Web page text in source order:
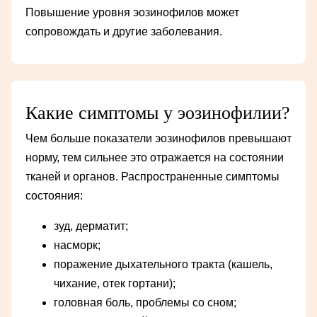
Повышение уровня эозинофилов может
сопровождать и другие заболевания.
Какие симптомы у эозинофилии?
Чем больше показатели эозинофилов превышают
норму, тем сильнее это отражается на состоянии
тканей и органов. Распространенные симптомы
состояния:
зуд, дерматит;
насморк;
поражение дыхательного тракта (кашель,
чихание, отек гортани);
головная боль, проблемы со сном;